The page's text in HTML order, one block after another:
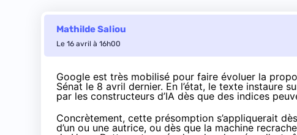
Mathilde Saliou
Le 16 avril à 16h00
Google est très mobilisé pour faire évoluer la
Sénat le 8 avril dernier. En l’état, le texte instaure
par les constructeurs d’IA dès que des indices
Concrètement, cette présomption s’appliquerait
d’un ou une autrice, ou dès que la machine